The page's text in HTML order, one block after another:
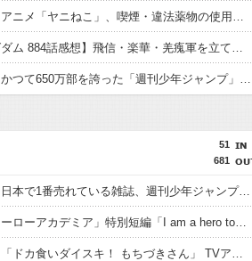
【悲報】アニメ「ヤニねこ」、喫煙・違法薬物の使用がBPOで問題視されるｗｗｗｗ
【キングダム 884話感想】飛信・楽華・羌瘣軍を立て直し、再び李牧を討つための作戦とは…！？
【悲報】かつて650万部を誇った「週刊少年ジャンプ」、ついに発行部数が100万部を割る・・・
51
681
【話題】日本で1番売れている雑誌、週刊少年ジャンプ紙版が100万部を下回り国内で大台を超える雑誌はゼロに。なお、電子版を含めた漫画市場規模は歴史上最盛期を迎えている！！
「僕のヒーローアカデミア」特別短編「I am a hero too」感想 救けられた彼女の成長、見守る大人。世界が“更に向こうへ”進む音をその歌で聴け！(ヒロアカファンブック読切アニメ)
【朗報】「ドカ食いダイスキ！ もちづきさん」 TVアニメ化決定！あのグルメギャグホラー合盛り作品が地上波で！？制作会社はパッショーネと発表。